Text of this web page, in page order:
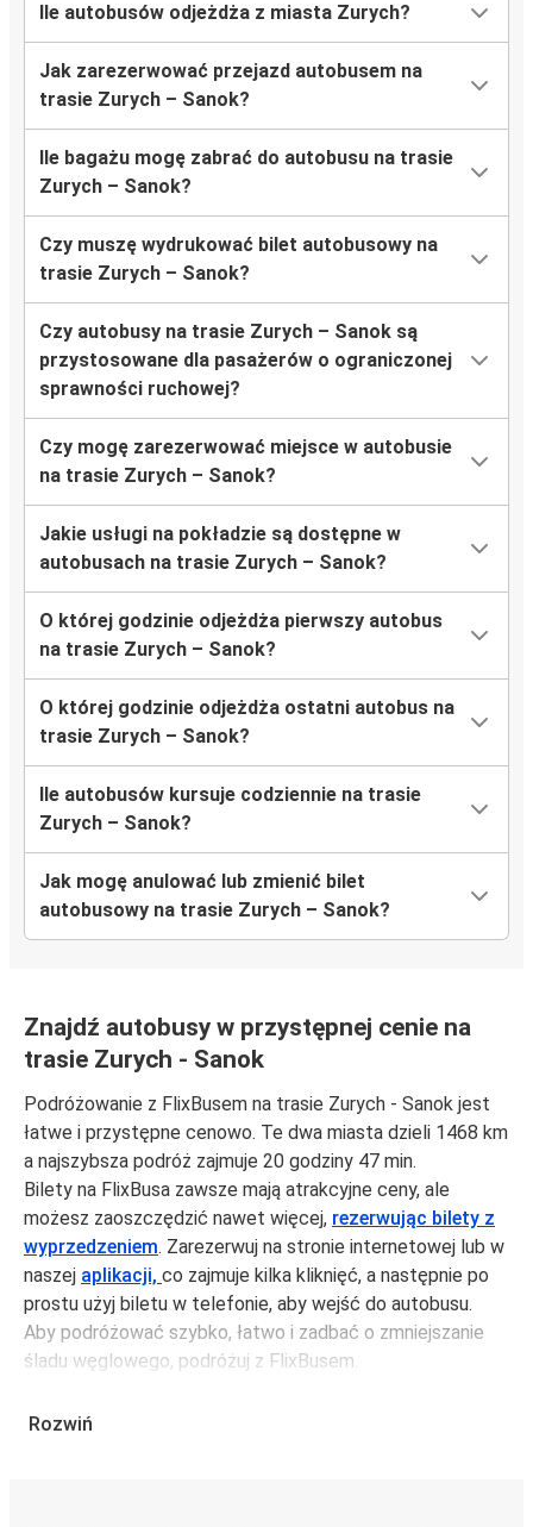
Ile autobusów odjeżdża z miasta Zurych?
Jak zarezerwować przejazd autobusem na
trasie Zurych – Sanok?
Ile bagażu mogę zabrać do autobusu na trasie
Zurych – Sanok?
Czy muszę wydrukować bilet autobusowy na
trasie Zurych – Sanok?
Czy autobusy na trasie Zurych – Sanok są
przystosowane dla pasażerów o ograniczonej
sprawności ruchowej?
Czy mogę zarezerwować miejsce w autobusie
na trasie Zurych – Sanok?
Jakie usługi na pokładzie są dostępne w
autobusach na trasie Zurych – Sanok?
O której godzinie odjeżdża pierwszy autobus
na trasie Zurych – Sanok?
O której godzinie odjeżdża ostatni autobus na
trasie Zurych – Sanok?
Ile autobusów kursuje codziennie na trasie
Zurych – Sanok?
Jak mogę anulować lub zmienić bilet
autobusowy na trasie Zurych – Sanok?
Znajdź autobusy w przystępnej cenie na
trasie Zurych - Sanok
Podróżowanie z FlixBusem na trasie Zurych - Sanok jest
łatwe i przystępne cenowo. Te dwa miasta dzieli 1468 km
a najszybsza podróż zajmuje 20 godziny 47 min.
Bilety na FlixBusa zawsze mają atrakcyjne ceny, ale
możesz zaoszczędzić nawet więcej, rezerwując bilety z
wyprzedzeniem. Zarezerwuj na stronie internetowej lub w
naszej aplikacji, co zajmuje kilka kliknięć, a następnie po
prostu użyj biletu w telefonie, aby wejść do autobusu.
Aby podróżować szybko, łatwo i zadbać o zmniejszanie
śladu węglowego, podróżuj z FlixBusem.
Rozwiń